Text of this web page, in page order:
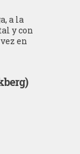
a la
y con
en